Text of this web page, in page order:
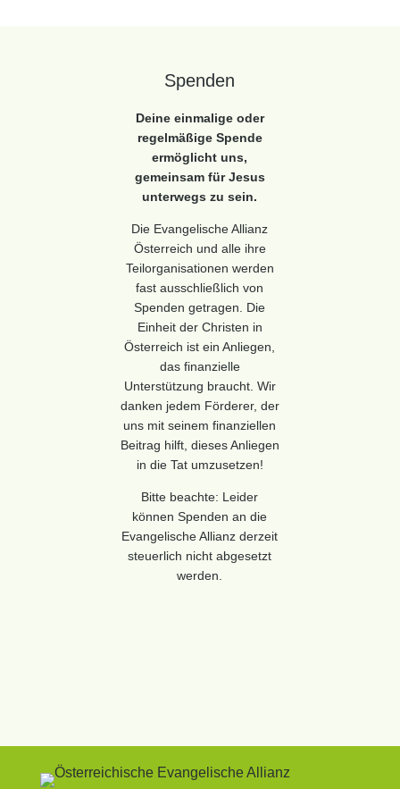
Spenden
Deine einmalige oder
regelmäßige Spende
ermöglicht uns,
gemeinsam für Jesus
unterwegs zu sein.
Die Evangelische Allianz
Österreich und alle ihre
Teilorganisationen werden
fast ausschließlich von
Spenden getragen. Die
Einheit der Christen in
Österreich ist ein Anliegen,
das finanzielle
Unterstützung braucht. Wir
danken jedem Förderer, der
uns mit seinem finanziellen
Beitrag hilft, dieses Anliegen
in die Tat umzusetzen!
Bitte beachte: Leider
können Spenden an die
Evangelische Allianz derzeit
steuerlich nicht abgesetzt
werden.